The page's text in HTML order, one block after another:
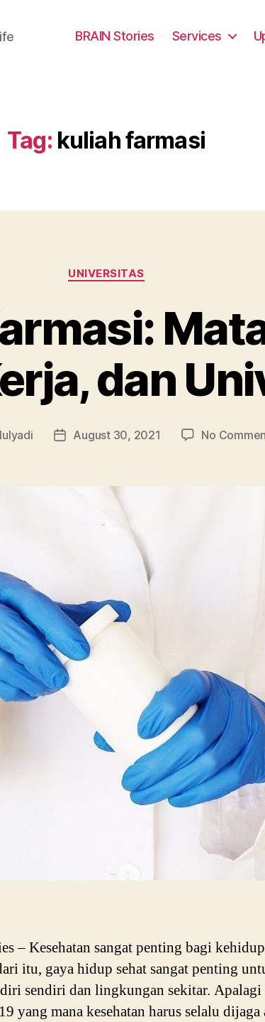
BRAIN Stories Services
Tag: kuliah farmasi
Categories
UNIVERSITAS
dan
PostAugust 30, 2021 No
– Kesehatan sangat penting bagi
itu, gaya hidup sehat sangat penting
sendiri dan lingkungan sekitar. Apalagi
yang mana kesehatan harus selalu dijaga